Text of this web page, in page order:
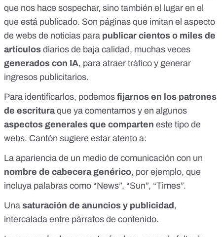
que nos hace sospechar, sino también el lugar en el
que está publicado. Son páginas que imitan el aspecto
de webs de noticias para publicar cientos o miles de
artículos diarios de baja calidad, muchas veces
generados con IA, para atraer tráfico y generar
ingresos publicitarios.
Para identificarlos, podemos fijarnos en los patrones
de escrituraque ya comentamos y en algunos
aspectos generales que comparten este tipo de
webs. Cantón sugiere estar atento a:
La apariencia de un medio de comunicación con un
nombre de cabecera genérico, por ejemplo, que
incluya palabras como “News”, “Sun”, “Times”.
Una saturación de anuncios y publicidad ,
intercalada entre párrafos de contenido.